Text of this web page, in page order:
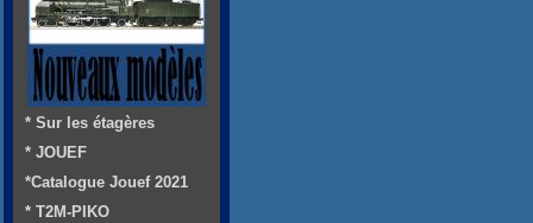
* Sur les étagères
* JOUEF
*Catalogue Jouef 2021
* T2M-PIKO